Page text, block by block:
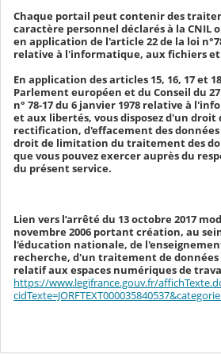
Chaque portail peut contenir des
caractère personnel déclarés à la CNIL
en application de l'article 22 de la loi
relative à l'informatique, aux fichiers
En application des articles 15, 16, 17 et
Parlement européen et du Conseil du
n° 78-17 du 6 janvier 1978 relative à
et aux libertés, vous disposez d'un droit
rectification, d'effacement des
droit de limitation du traitement des
que vous pouvez exercer auprès du
du présent service.
Lien vers l’arrêté du 13 octobre 2017
novembre 2006 portant création, au
l'éducation nationale, de
recherche, d'un traitement de
relatif aux espaces numériques de
https://www.legifrance.gouv.fr/